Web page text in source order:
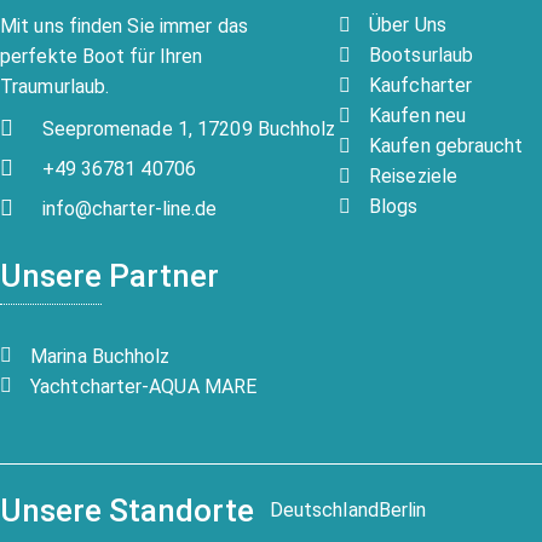
Mit uns finden Sie immer das
perfekte Boot für Ihren
Traumurlaub.
Seepromenade 1, 17209 Buchholz
+49 36781 40706
info@charter-line.de
Unsere Partner
Marina Buchholz
Yachtcharter-AQUA MARE
Über Uns
Bootsurlaub
Kaufcharter
Kaufen neu
Kaufen gebraucht
Reiseziele
Blogs
Unsere Standorte DeutschlandBerlin